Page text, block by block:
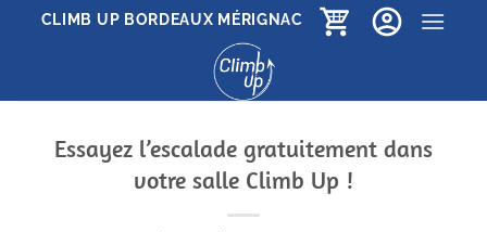
PasserCLIMB UP BORDEAUX MÉRIGNAC
Essayez l’escalade gratuitement dans
votre salle Climb Up !